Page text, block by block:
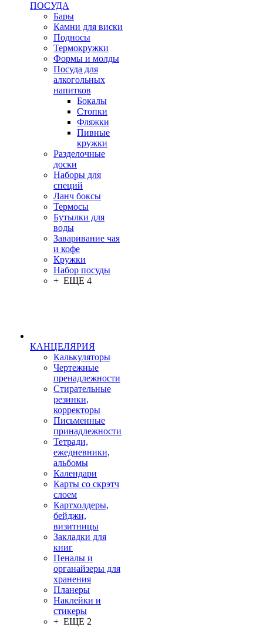
ПОСУДА
Бары
Камни для виски
Подносы
Термокружки
Формы и молды
Посуда для
алкогольных
напитков
Бокалы
Стопки
Фляжки
Пивные
кружки
Разделочные
доски
Наборы для
специй
Ланч боксы
Термосы
Бутылки для
воды
Заваривание чая
и кофе
Кружки
Набор посуды
+ ЕЩЕ 4
КАНЦЕЛЯРИЯ
Калькуляторы
Чертежные
пренадлежности
Стирательные
резинки,
корректоры
Письменные
принадлежности
Тетради,
ежедневники,
альбомы
Календари
Карты со скрэтч
слоем
Картхолдеры,
бейджи,
визитницы
Закладки для
книг
Пеналы и
органайзеры для
хранения
Планеры
Наклейки и
стикеры
+ ЕЩЕ 2